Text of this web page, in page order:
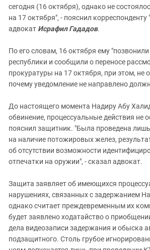
сегодня (16 октября), однако не
на 17 октября", - пояснил корреспонденту
адвокат Исрафил Гададов.
По его словам, 16 октября ему
республики и сообщили о переносе
прокуратуры на 17 октября, при этом, не
почему уведомление не направлено
До настоящего момента Надиру Абу
обвинение, процессуальные действия не
пояснил защитник. "Была проведена
на наличие потожировых желез,
об отсутствии возможности
отпечатки на оружии", - сказал адвокат.
Защита заявляет об имеющихся
нарушениях, связанных с задержанием
однако считает преждевременным их
будет заявлено ходатайство о
дела видеозаписи задержания и обыска
подзащитного. Столь грубое